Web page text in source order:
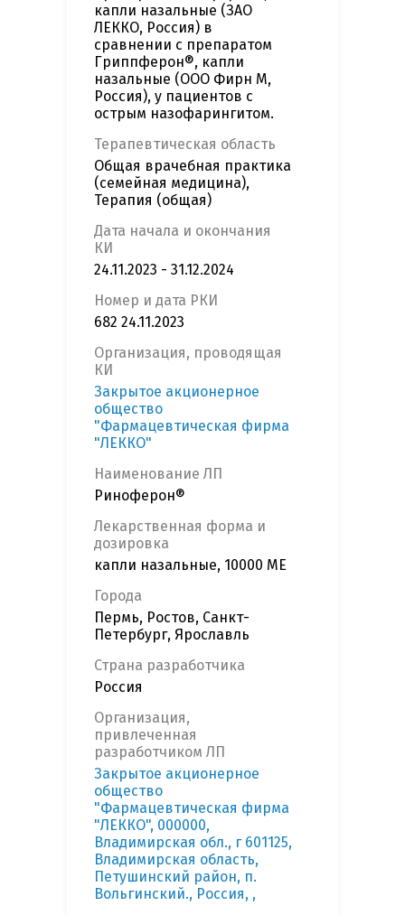
капли назальные (ЗАО
ЛЕККО, Россия) в
сравнении с препаратом
Гриппферон®, капли
назальные (ООО Фирн М,
Россия), у пациентов с
острым назофарингитом.
Терапевтическая область
Общая врачебная практика
(семейная медицина),
Терапия (общая)
Дата начала и окончания
КИ
24.11.2023 - 31.12.2024
Номер и дата РКИ
682 24.11.2023
Организация, проводящая
КИ
Закрытое акционерное
общество
"Фармацевтическая фирма
"ЛЕККО"
Наименование ЛП
Риноферон®
Лекарственная форма и
дозировка
капли назальные, 10000 МЕ
Города
Пермь, Ростов, Санкт-
Петербург, Ярославль
Страна разработчика
Россия
Организация,
привлеченная
разработчиком ЛП
Закрытое акционерное
общество
"Фармацевтическая фирма
"ЛЕККО", 000000,
Владимирская обл., г 601125,
Владимирская область,
Петушинский район, п.
Вольгинский., Россия, ,